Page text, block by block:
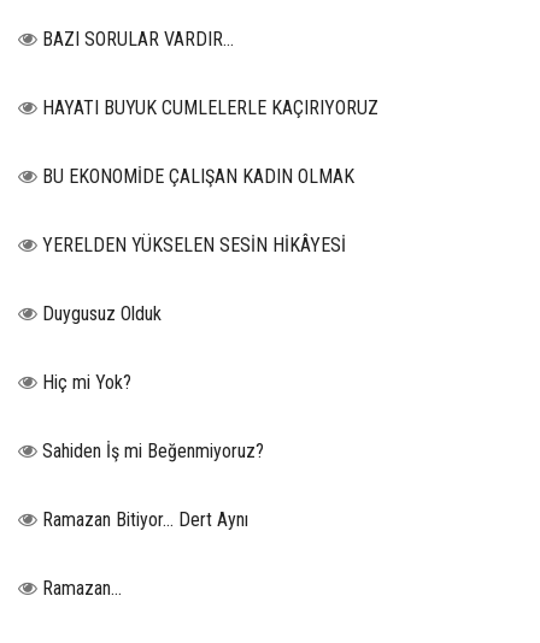
BAZI SORULAR VARDIR…
HAYATI BUYUK CUMLELERLE KAÇIRIYORUZ
BU EKONOMİDE ÇALIŞAN KADIN OLMAK
YERELDEN YÜKSELEN SESİN HİKÂYESİ
Duygusuz Olduk
Hiç mi Yok?
Sahiden İş mi Beğenmiyoruz?
Ramazan Bitiyor… Dert Aynı
Ramazan…